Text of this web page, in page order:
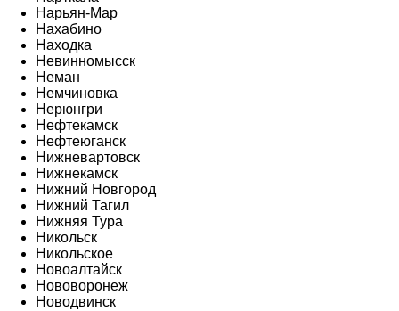
Нарьян-Мар
Нахабино
Находка
Невинномысск
Неман
Немчиновка
Нерюнгри
Нефтекамск
Нефтеюганск
Нижневартовск
Нижнекамск
Нижний Новгород
Нижний Тагил
Нижняя Тура
Никольск
Никольское
Новоалтайск
Нововоронеж
Новодвинск